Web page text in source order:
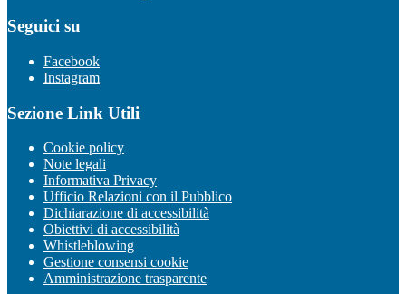
Seguici su
Facebook
Instagram
Sezione Link Utili
Cookie policy
Note legali
Informativa Privacy
Ufficio Relazioni con il Pubblico
Dichiarazione di accessibilità
Obiettivi di accessibilità
Whistleblowing
Gestione consensi cookie
Amministrazione trasparente